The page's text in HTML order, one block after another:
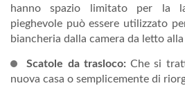
hanno spazio limitato per la
pieghevole può essere utilizzato
biancheria dalla camera da letto
Scatole da trasloco: Che si
nuova casa o semplicemente di